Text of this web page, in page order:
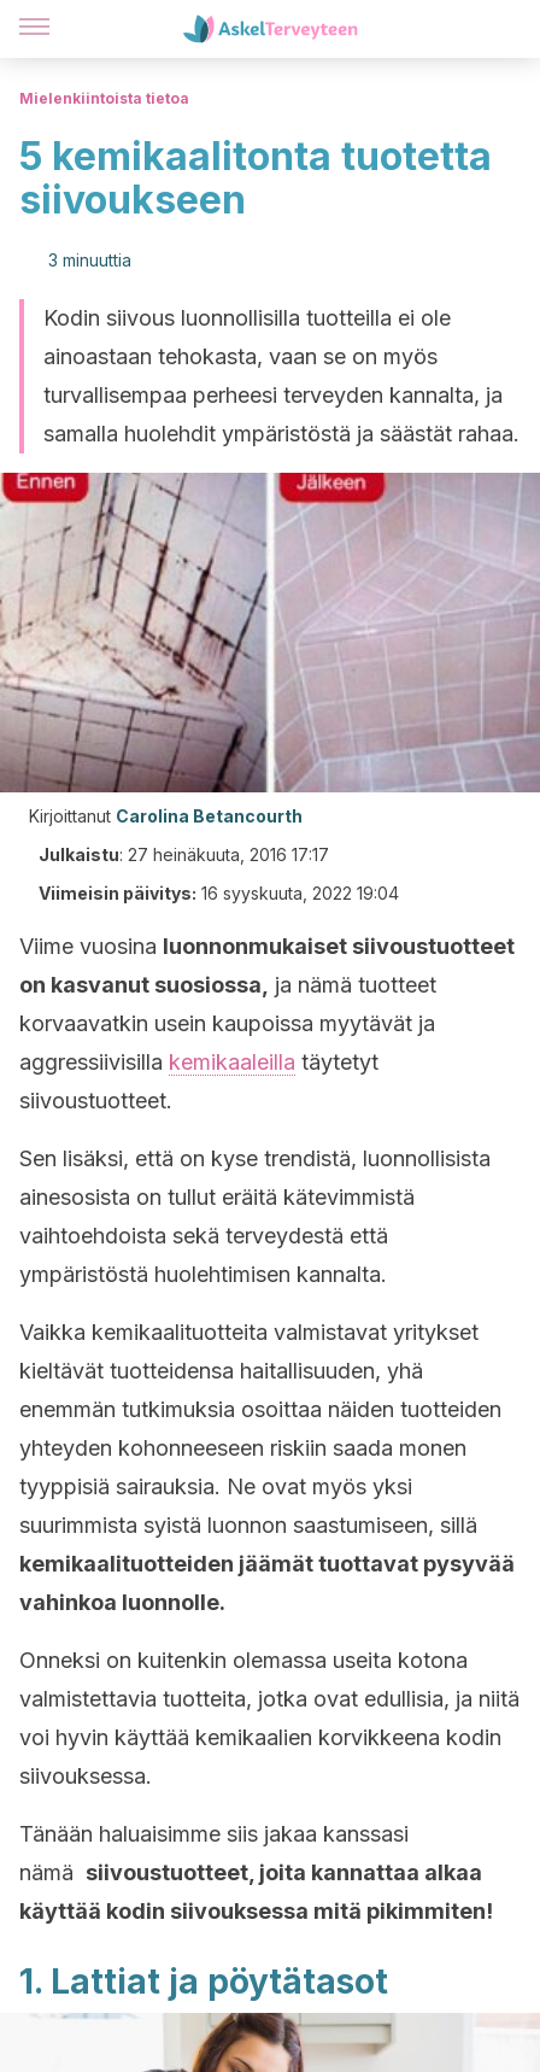
Mielenkiintoista tietoa
5 kemikaalitonta tuotetta
siivoukseen
3 minuuttia
Kodin siivous luonnollisilla tuotteilla ei ole
ainoastaan tehokasta, vaan se on myös
turvallisempaa perheesi terveyden kannalta, ja
samalla huolehdit ympäristöstä ja säästät rahaa.
Kirjoittanut Carolina Betancourth
Julkaistu: 27 heinäkuuta, 2016 17:17
Viimeisin päivitys: 16 syyskuuta, 2022 19:04
Viime vuosina luonnonmukaiset siivoustuotteet
on kasvanut suosiossa,
ja nämä tuotteet
korvaavatkin usein kaupoissa myytävät ja
aggressiivisilla kemikaaleilla täytetyt
siivoustuotteet.
Sen lisäksi, että on kyse trendistä, luonnollisista
ainesosista on tullut eräitä kätevimmistä
vaihtoehdoista sekä terveydestä että
ympäristöstä huolehtimisen kannalta.
Vaikka kemikaalituotteita valmistavat yritykset
kieltävät tuotteidensa haitallisuuden, yhä
enemmän tutkimuksia osoittaa näiden tuotteiden
yhteyden kohonneeseen riskiin saada monen
tyyppisiä sairauksia. Ne ovat myös yksi
suurimmista syistä luonnon saastumiseen, sillä
kemikaalituotteiden jäämät tuottavat pysyvää
vahinkoa luonnolle.
Onneksi on kuitenkin olemassa useita kotona
valmistettavia tuotteita, jotka ovat edullisia, ja niitä
voi hyvin käyttää kemikaalien korvikkeena kodin
siivouksessa.
Tänään haluaisimme siis jakaa kanssasi
nämä siivoustuotteet, joita kannattaa alkaa
käyttää kodin siivouksessa mitä pikimmiten!
1. Lattiat ja pöytätasot